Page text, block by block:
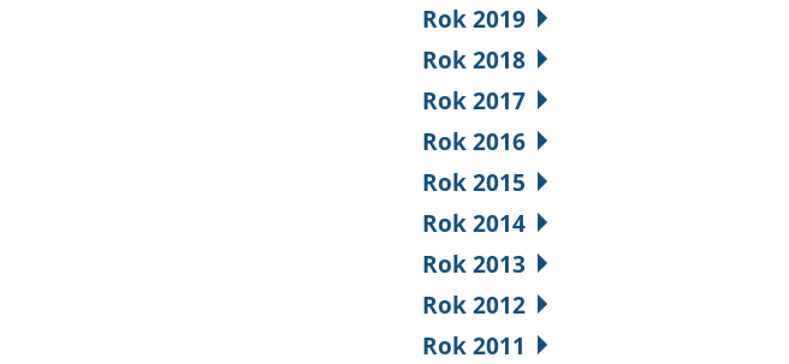
Rok 2019
Rok 2018
Rok 2017
Rok 2016
Rok 2015
Rok 2014
Rok 2013
Rok 2012
Rok 2011